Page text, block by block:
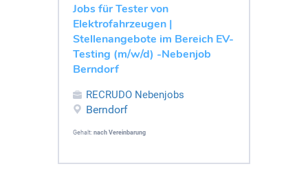
Jobs für Tester von
Elektrofahrzeugen |
Stellenangebote im Bereich EV-
Testing (m/w/d) -Nebenjob
Berndorf
RECRUDO Nebenjobs
Berndorf
Gehalt: nach Vereinbarung